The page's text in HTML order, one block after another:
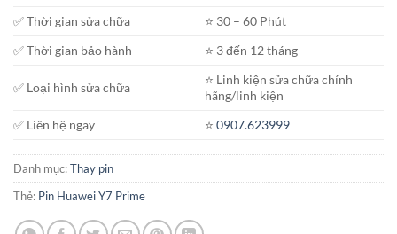
✅ Thời gian sửa chữa
⭐️ 30 – 60 Phút
✅ Thời gian bảo hành
⭐️ 3 đến 12 tháng
✅ Loại hình sửa chữa
⭐️ Linh kiện sửa chữa chính
hãng/linh kiện
✅ Liên hệ ngay
⭐️0907.623999
Danh mục:Thay pin
Thẻ: Pin Huawei Y7 Prime